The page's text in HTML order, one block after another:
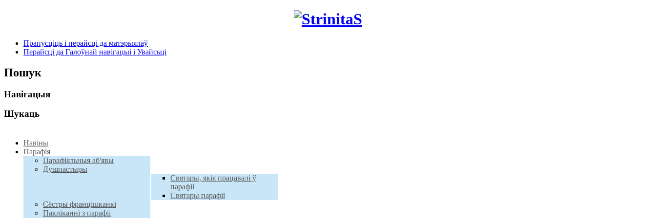
Прапусціць і перайсці да матэрыялаў
Перайсці да Галоўнай навігацыі і Увайсьці
Пошук
Навігацыя
Шукаць
Навiны
Парафiя
Парафіяльныя аб'явы
Душпастыры
Святары, якія працавалі ў
парафіі
Святары парафіі
Сёстры францішканкі
Пакліканні з парафіі